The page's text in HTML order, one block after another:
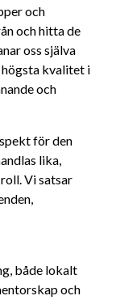
och
och hitta de
oss själva
kvalitet i
och
för den
lika,
Vi satsar
både lokalt
och